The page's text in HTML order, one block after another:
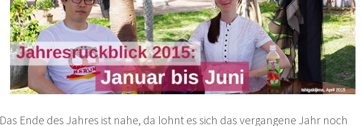
Das Ende des Jahres ist nahe, da lohnt es sich das vergangene Jahr noch